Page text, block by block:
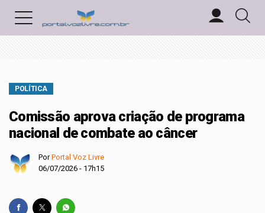
POLÍTICA
Comissão aprova criação de programa
nacional de combate ao câncer
PorPortal Voz Livre
06/07/2026 - 17h15